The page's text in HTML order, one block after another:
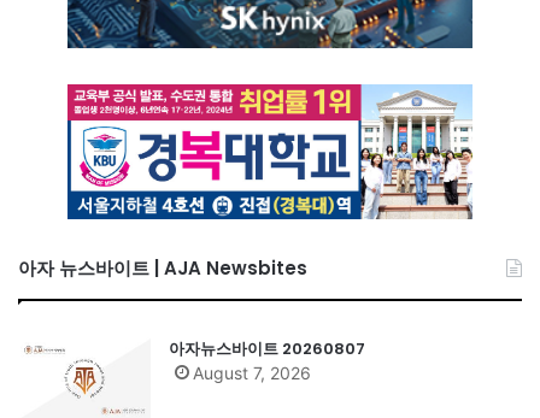
아자 뉴스바이트 | AJA Newsbites
아자뉴스바이트 20260807
August 7, 2026